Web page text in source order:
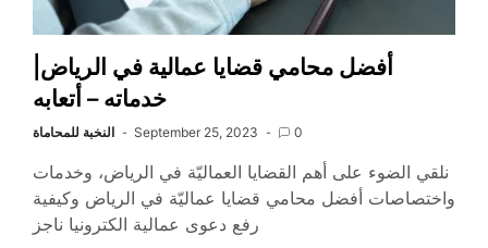
أفضل محامي قضايا عمالية في الرياض|
خدماته – أتعابه
النخبة للمحاماة September 25, 2023 0
نلقي الضوء على أهم القضايا العماليّة في الرياض، وخدمات
واختصاصات أفضل محامي قضايا عماليّة في الرياض وكيفية
رفع دعوى عمالية الكترونيا ناجز